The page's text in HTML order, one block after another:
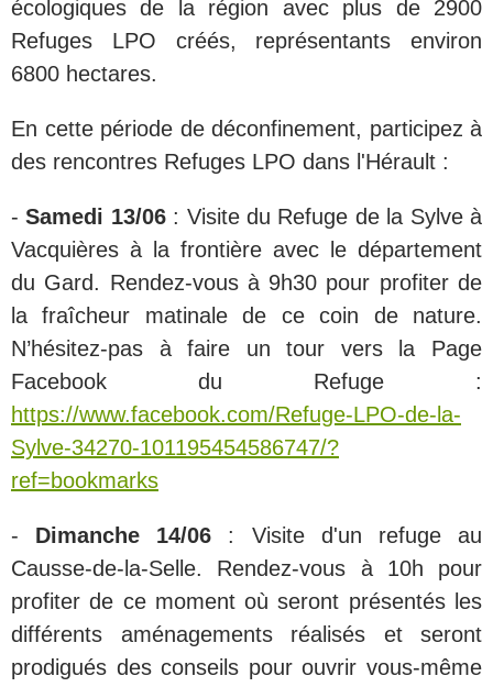
écologiques de la région avec plus de 2900
Refuges LPO créés, représentants environ
6800 hectares.
En cette période de déconfinement, participez à
des rencontres Refuges LPO dans l'Hérault :
-Samedi 13/06: Visite du Refuge de la Sylve à
Vacquières à la frontière avec le département
du Gard. Rendez-vous à 9h30 pour profiter de
la fraîcheur matinale de ce coin de nature.
N’hésitez-pas à faire un tour vers la Page
Facebook du Refuge :
https://www.facebook.com/Refuge-LPO-de-la-
Sylve-34270-101195454586747/?
ref=bookmarks
- Dimanche 14/06 : Visite d'un refuge au
Causse-de-la-Selle. Rendez-vous à 10h pour
profiter de ce moment où seront présentés les
différents aménagements réalisés et seront
prodigués des conseils pour ouvrir vous-même